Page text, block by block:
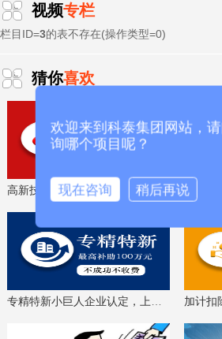
视频专栏
栏目ID=3的表不存在(操作类型=0)
猜你喜欢
高新技术企业认定，免费评估，通过后再收费
欢迎来到科泰集团网站，
询哪个项目呢？
现在咨询 稍后再说